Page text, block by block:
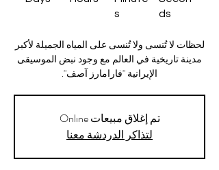
ds
s
لحظات لا تُنسى ولا تُنسى على المياه الجميلة لأكبر
مدينة تاريخية في العالم مع وجود نبض الموسيقى
الإيرانية "فارامارز آصف".
تم إغلاق مبيعات Onlıne
لتذاكر الدردشة معنا